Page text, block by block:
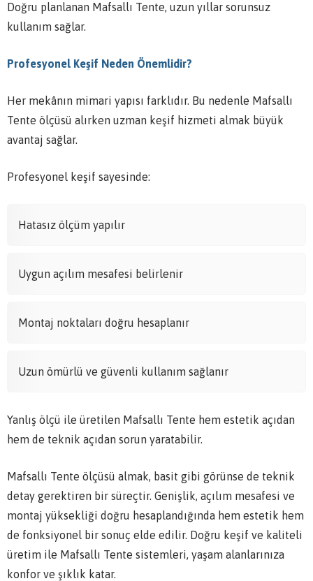
Doğru planlanan Mafsallı Tente, uzun yıllar sorunsuz
kullanım sağlar.
Profesyonel Keşif Neden Önemlidir?
Her mekânın mimari yapısı farklıdır. Bu nedenle Mafsallı
Tente ölçüsü alırken uzman keşif hizmeti almak büyük
avantaj sağlar.
Profesyonel keşif sayesinde:
Hatasız ölçüm yapılır
Uygun açılım mesafesi belirlenir
Montaj noktaları doğru hesaplanır
Uzun ömürlü ve güvenli kullanım sağlanır
Yanlış ölçü ile üretilen Mafsallı Tente hem estetik açıdan
hem de teknik açıdan sorun yaratabilir.
Mafsallı Tente ölçüsü almak, basit gibi görünse de teknik
detay gerektiren bir süreçtir. Genişlik, açılım mesafesi ve
montaj yüksekliği doğru hesaplandığında hem estetik hem
de fonksiyonel bir sonuç elde edilir. Doğru keşif ve kaliteli
üretim ile Mafsallı Tente sistemleri, yaşam alanlarınıza
konfor ve şıklık katar.